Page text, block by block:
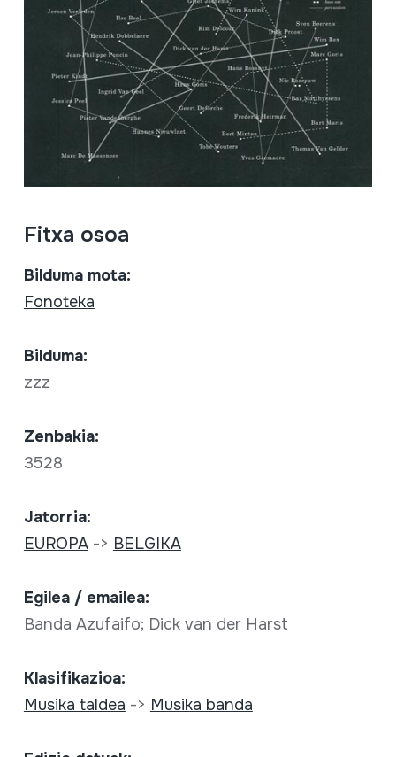
Fitxa osoa
Bilduma mota:
Fonoteka
Bilduma:
zzz
Zenbakia:
3528
Jatorria:
EUROPA-> BELGIKA
Egilea / emailea:
Banda Azufaifo; Dick van der Harst
Klasifikazioa:
Musika taldea -> Musika banda